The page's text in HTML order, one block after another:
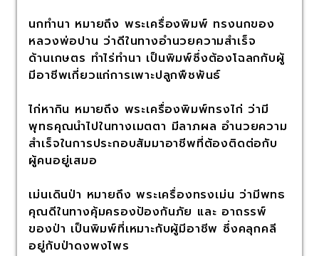
นกทำนา หมายถึง พระเครื่องพิมพ์ ทรงนกของ
หลวงพ่อปาน ว่าดีในทางอำนวยความสำเร็จ
ด้านเกษตร ทำไร่ทำนา เป็นพิมพ์ซึ่งต้องโฉลกกับผู้
มีอาชีพเกี่ยวแก่การเพาะปลูกพืชพันธ์
ไก่หากิน หมายถึง พระเครื่องพิมพ์ทรงไก่ ว่ามี
พุทธคุณนำไปในทางเมตตา มีลาภผล อำนวยความ
สำเร็จในการประกอบสัมมาอาชีพที่ต้องติดต่อกับ
ผู้คนอยู่เสมอ
เม่นเดินป่า หมายถึง พระเครื่องทรงเม่น ว่ามีพทธ
คุณดีในทางคุ้มครองป้องกันภัย และ อาถรรพ์
ของป่า เป็นพิมพ์ที่เหมาะกับผู้มีอาชีพ ซึ่งคลุกคลี
อยู่กับป่าดงพงไพร